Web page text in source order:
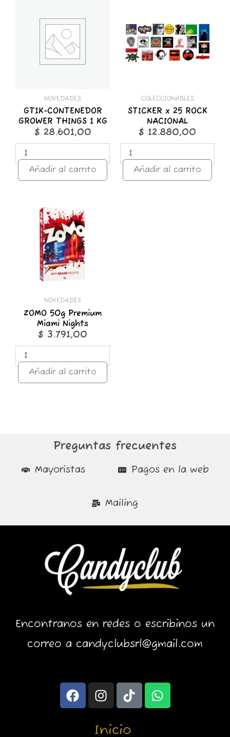
NOVEDADES
GT1K-CONTENEDOR
GROWER THINGS 1 KG
$ 28.601,00
GROWER
cantidad
Añadir al carrito
COLECCIONABLES
STICKER x 25 ROCK
NACIONAL
$ 12.880,00
ROCK
NACIONAL
cantidad
Añadir al carrito
NOVEDADES
ZOMO 50g Premium
Miami Nights
$ 3.791,00
Premium
cantidad
Añadir al carrito
Preguntas frecuentes
Mayoristas Pagos en la web
Mailing
Encontranos en redes o escribinos un
correo a candyclubsrl@gmail.com
F
a
c
I
n
s
t
T
i
k
t
W
h
a
Inicio